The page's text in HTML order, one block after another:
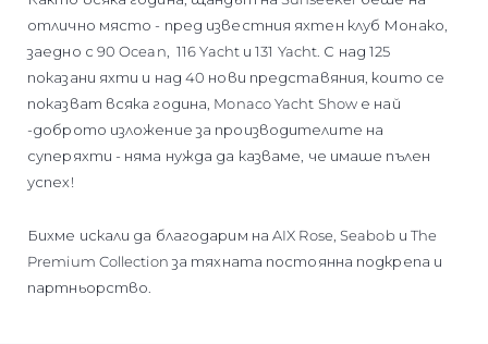
отлично място - пред известния яхтен клуб Монако,
заедно с 90 Ocean, 116 Yacht и 131 Yacht. С над 125
показани яхти и над 40 нови представяния, които се
показват всяка година, Monaco Yacht Show е най
-доброто изложение за производителите на
суперяхти - няма нужда да казваме, че имаше пълен
успех!
Бихме искали да благодарим на AIX Rose, Seabob и The
Premium Collection за тяхната постоянна подкрепа и
партньорство.